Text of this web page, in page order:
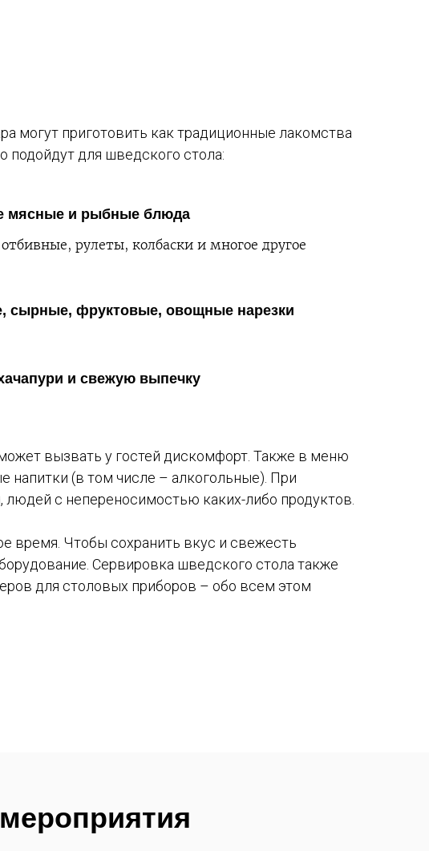
могут приготовить как традиционные лакомства
подойдут для шведского стола:
мясные и рыбные блюда
рулеты, колбаски и многое другое
сырные, фруктовые, овощные нарезки
и свежую выпечку
вызвать у гостей дискомфорт. Также в меню
напитки (в том числе – алкогольные). При
с непереносимостью каких-либо продуктов.
время. Чтобы сохранить вкус и свежесть
Сервировка шведского стола также
для столовых приборов – обо всем этом